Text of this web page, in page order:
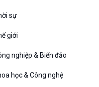
sự
giới
nghiệp & Biển đảo
học & Công nghệ